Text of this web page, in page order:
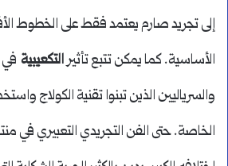
إلى تجريد صارم يعتمد فقط على الخطوط
الأساسية. كما يمكن تتبع تأثيرالتكعيبية في
والسرياليين الذين تبنوا تقنية الكولاج
الخاصة. حتى الفن التجريدي التعبيري في